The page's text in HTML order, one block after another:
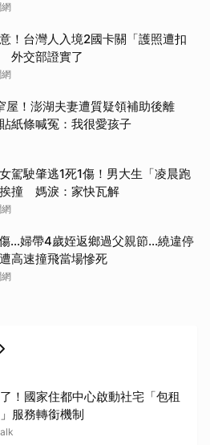
！台灣人入境2國卡關「護照遭扣
外交部證實了
屋！澎湖夫妻遭質疑領補助後離
紙條喊冤：我很愛孩子
駕駛肇逃1死1傷！男大生「凌晨跑
撞 媽淚：家快瓦解
…婦帶4歲姪返鄉過父親節…繞違停
高速撞飛當場慘死
！國家住都中心啟動社宅「包租
服務轉銜機制